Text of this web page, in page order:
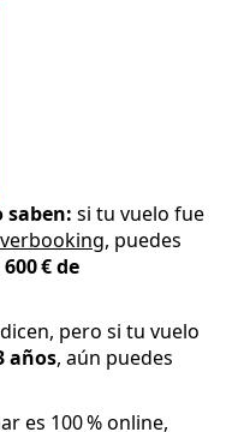
saben: si tu vuelo fue
, puedes
600 € de
pero si tu vuelo
años, aún puedes
es 100 % online,